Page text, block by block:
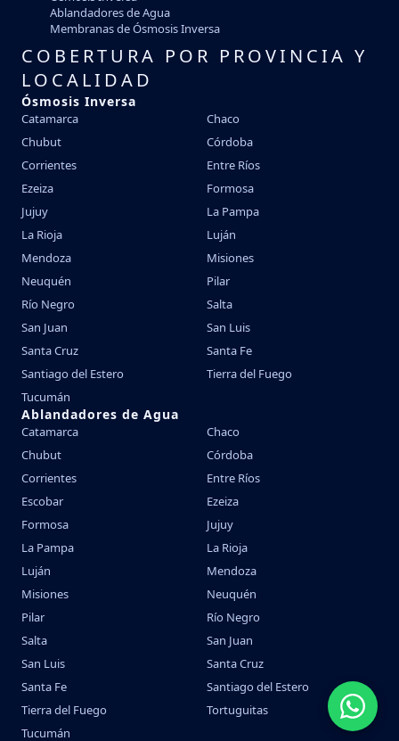
Ablandadores de Agua
Membranas de Ósmosis Inversa
COBERTURA POR PROVINCIA Y
LOCALIDAD
Ósmosis Inversa
Catamarca
Chaco
Chubut
Córdoba
Corrientes
Entre Ríos
Ezeiza
Formosa
Jujuy
La Pampa
La Rioja
Luján
Mendoza
Misiones
Neuquén
Pilar
Río Negro
Salta
San Juan
San Luis
Santa Cruz
Santa Fe
Santiago del Estero
Tierra del Fuego
Tucumán
Ablandadores de Agua
Catamarca
Chaco
Chubut
Córdoba
Corrientes
Entre Ríos
Escobar
Ezeiza
Formosa
Jujuy
La Pampa
La Rioja
Luján
Mendoza
Misiones
Neuquén
Pilar
Río Negro
Salta
San Juan
San Luis
Santa Cruz
Santa Fe
Santiago del Estero
Tierra del Fuego
Tortuguitas
Tucumán